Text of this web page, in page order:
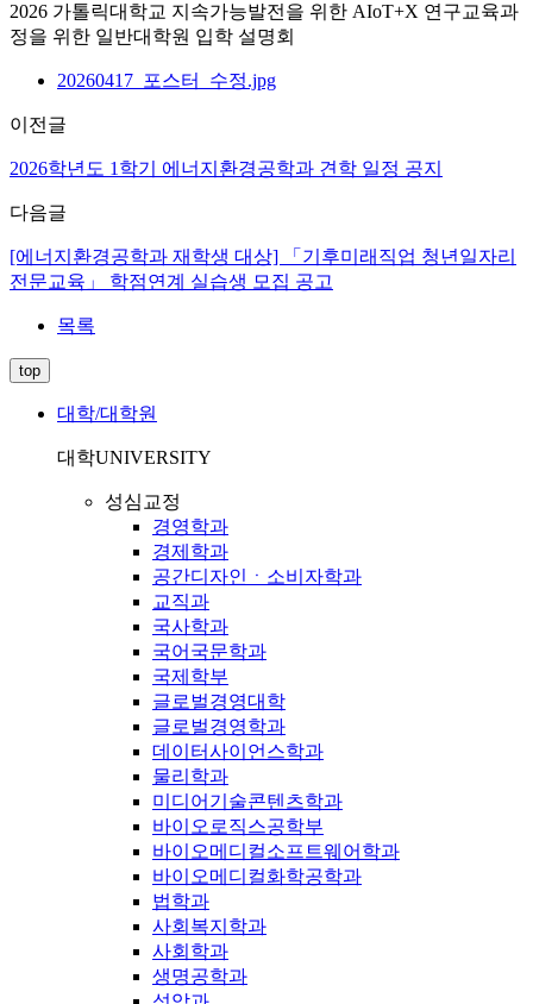
2026 가톨릭대학교 지속가능발전을 위한 AIoT+X 연구교육과
정을 위한 일반대학원 입학 설명회
20260417_포스터_수정.jpg
이전글
2026학년도 1학기 에너지환경공학과 견학 일정 공지
다음글
[에너지환경공학과 재학생 대상] 「기후미래직업 청년일자리
전문교육」 학점연계 실습생 모집 공고
목록
top
대학/대학원
대학UNIVERSITY
성심교정
경영학과
경제학과
공간디자인ㆍ소비자학과
교직과
국사학과
국어국문학과
국제학부
글로벌경영대학
글로벌경영학과
데이터사이언스학과
물리학과
미디어기술콘텐츠학과
바이오로직스공학부
바이오메디컬소프트웨어학과
바이오메디컬화학공학과
법학과
사회복지학과
사회학과
생명공학과